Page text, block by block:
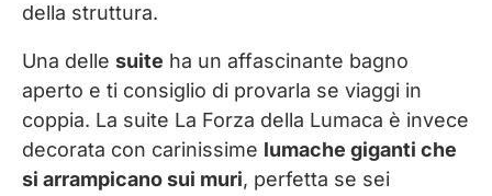
della struttura.
Una delle suite ha un affascinante bagno
aperto e ti consiglio di provarla se viaggi in
coppia. La suite La Forza della Lumaca è invece
decorata con carinissime lumache giganti che
si arrampicano sui muri, perfetta se sei